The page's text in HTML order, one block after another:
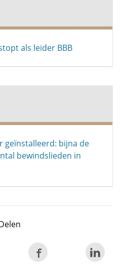
als leider BBB
geïnstalleerd: bijna de
bewindslieden in